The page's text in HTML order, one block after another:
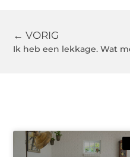
← VORIG
Ik heb een lekkage. Wat